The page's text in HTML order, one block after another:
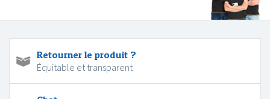
Retourner le produit ?
Équitable et transparent